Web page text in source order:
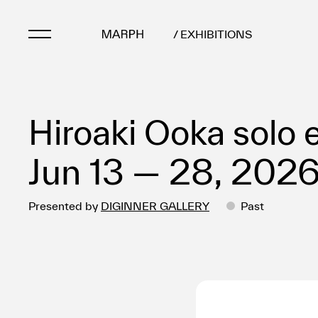
/ EXHIBITIONS
Artworks
Galleries &
Exhibitions
Art Fairs & Events
Press Releases
Hiroaki Ooka solo
Jun 13 — 28,
Presented by DIGINNER GALLERY Past